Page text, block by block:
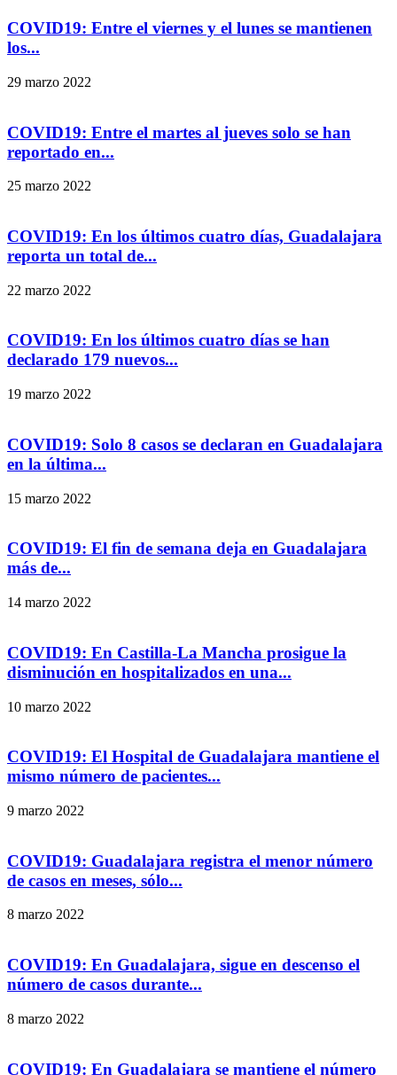
COVID19: Entre el viernes y el lunes se mantienen
los...
29 marzo 2022
COVID19: Entre el martes al jueves solo se han
reportado en...
25 marzo 2022
COVID19: En los últimos cuatro días, Guadalajara
reporta un total de...
22 marzo 2022
COVID19: En los últimos cuatro días se han
declarado 179 nuevos...
19 marzo 2022
COVID19: Solo 8 casos se declaran en Guadalajara
en la última...
15 marzo 2022
COVID19: El fin de semana deja en Guadalajara
más de...
14 marzo 2022
COVID19: En Castilla-La Mancha prosigue la
disminución en hospitalizados en una...
10 marzo 2022
COVID19: El Hospital de Guadalajara mantiene el
mismo número de pacientes...
9 marzo 2022
COVID19: Guadalajara registra el menor número
de casos en meses, sólo...
8 marzo 2022
COVID19: En Guadalajara, sigue en descenso el
número de casos durante...
8 marzo 2022
COVID19: En Guadalajara se mantiene el número